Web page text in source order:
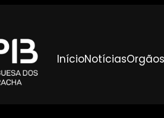
InícioNotícias